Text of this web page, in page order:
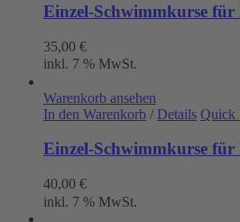
Einzel-Schwimmkurse
35,00 €
inkl. 7 % MwSt.
Warenkorb ansehen
In den Warenkorb / Details Quick
Einzel-Schwimmkurse für
40,00 €
inkl. 7 % MwSt.